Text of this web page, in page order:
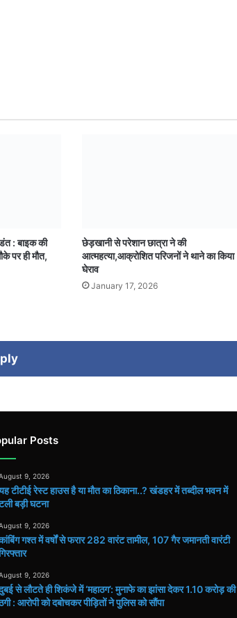
: बाइक की
पर ही मौत,
छेड़खानी से परेशान छात्रा ने की
आत्महत्या,आक्रोशित परिजनों ने थाने का किया
घेराव
January 17, 2026
Posts
9, 2026
टीटीई रेस्ट हाउस है या मौत का ठिकाना..? खंडहर में तब्दील भवन में
बड़ी घटना
9, 2026
गश्त में वर्षों से फरार 282 वारंट तामील, 107 गैर जमानती वारंटी
9, 2026
से लौटते ही शिकंजे में ‘महाठग’: मुनाफे का झांसा देकर 1.10 करोड़ की
: आरोपी को दबोचकर पीड़ितों ने पुलिस को सौंपा